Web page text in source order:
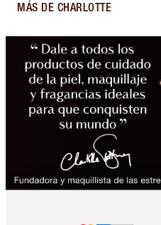
MÁS DE CHARLOTTE